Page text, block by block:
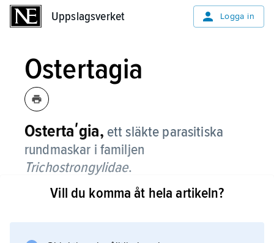
Uppslagsverket Logga in
Ostertagia
Ostertaʹgia, ett släkte parasitiska
rundmaskar i familjen
Trichostrongylidae.
Arterna förekommer i löpmagen hos vilda och
Vill du komma åt hela artikeln?